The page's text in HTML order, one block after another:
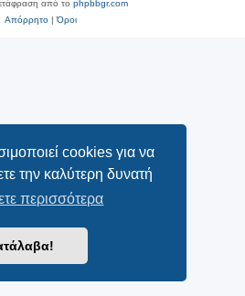
cookies για να
την καλύτερη δυνατή
περισσότερα
από το phpbbgr.com
Απόρρητο|Όροι